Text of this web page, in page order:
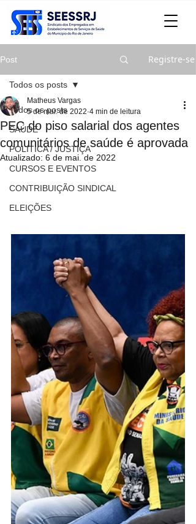
Post Registre-se
Todos os posts
SAÚDE
POLITICA / JUSTIÇA
CURSOS E EVENTOS
CONTRIBUIÇÃO SINDICAL
ELEIÇÕES
Todos os posts
PEC do piso salarial dos agentes
comunitários de saúde é aprovada
Matheus Vargas
5 de mai. de 2022 4 min de leitura
Atualizado: 6 de mai. de 2022